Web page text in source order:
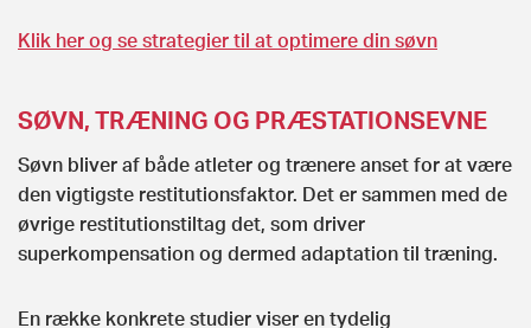
Klik her og se strategier til at optimere din søvn
SØVN, TRÆNING OG PRÆSTATIONSEVNE
Søvn bliver af både atleter og trænere anset for at være
den vigtigste restitutionsfaktor. Det er sammen med de
øvrige restitutionstiltag det, som driver
superkompensation og dermed adaptation til træning.
En række konkrete studier viser en tydelig